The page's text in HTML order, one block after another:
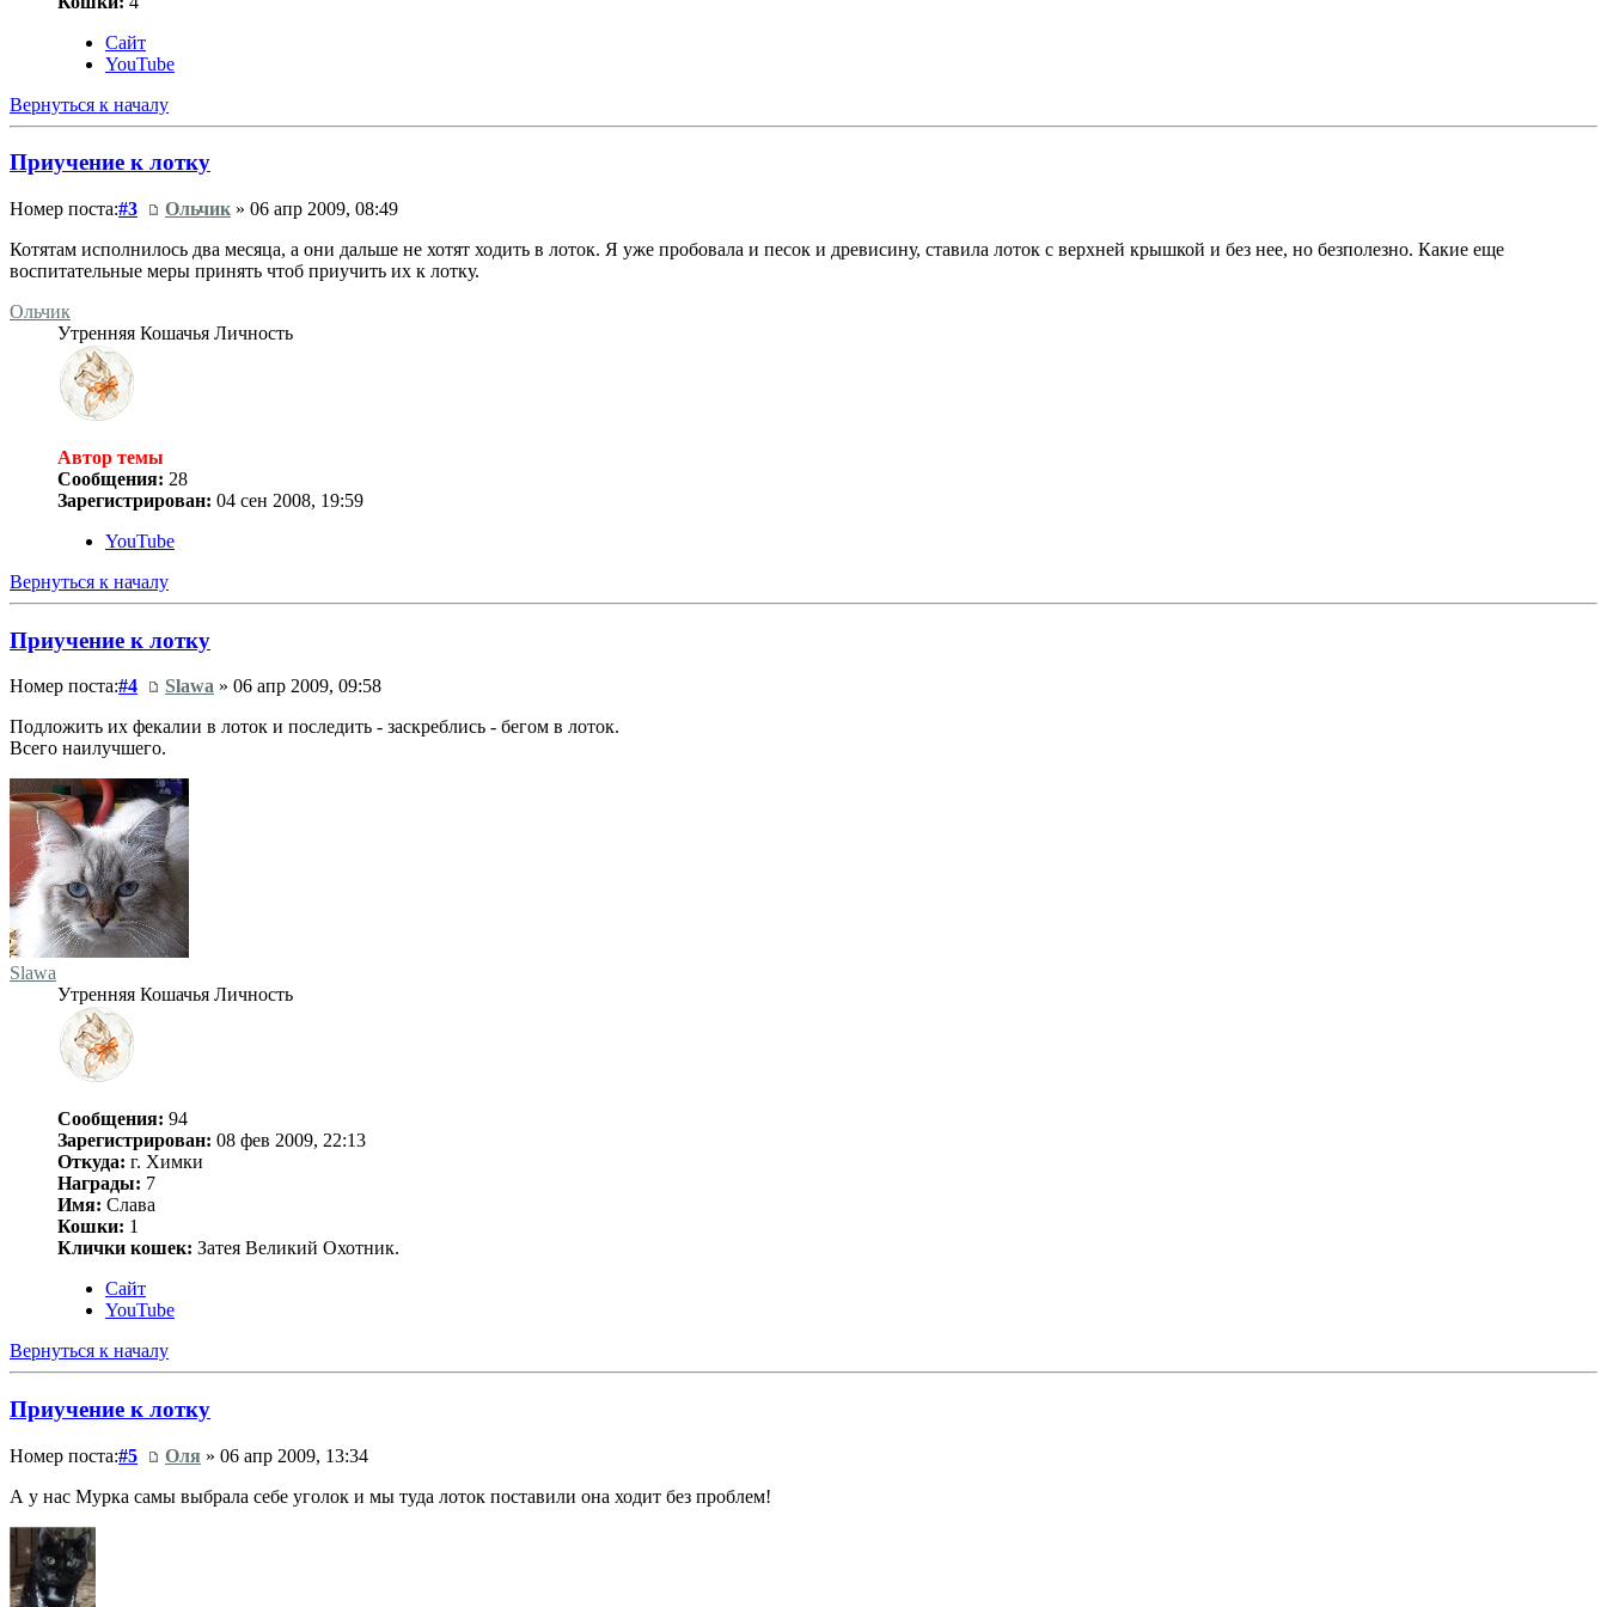
Сайт
YouTube
Вернуться к началу
Приучение к лотку
Номер поста:#3 Ольчик » 06 апр 2009, 08:49
Котятам исполнилось два месяца, а они дальше не хотят ходить в лоток. Я уже пробовала и песок и древисину, ставила лоток с верхней крышкой и без нее, но безполезно. Какие еще
воспитательные меры принять чтоб приучить их к лотку.
Ольчик
Утренняя Кошачья Личность
Автор темы
Сообщения: 28
Зарегистрирован: 04 сен 2008, 19:59
YouTube
Вернуться к началу
Приучение к лотку
Номер поста:#4 Slawa » 06 апр 2009, 09:58
Подложить их фекалии в лоток и последить - заскреблись - бегом в лоток.
Всего наилучшего.
Slawa
Утренняя Кошачья Личность
Сообщения: 94
Зарегистрирован: 08 фев 2009, 22:13
Откуда: г. Химки
Награды: 7
Имя: Слава
Кошки: 1
Клички кошек: Затея Великий Охотник.
Сайт
YouTube
Вернуться к началу
Приучение к лотку
Номер поста:#5 Оля » 06 апр 2009, 13:34
А у нас Мурка самы выбрала себе уголок и мы туда лоток поставили она ходит без проблем!